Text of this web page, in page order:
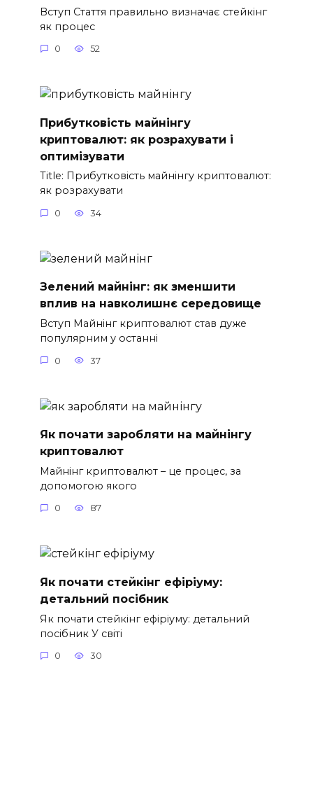
Вступ Стаття правильно визначає стейкінг
як процес
0 52
Прибутковість майнінгу
криптовалют: як розрахувати і
оптимізувати
Title: Прибутковість майнінгу криптовалют:
як розрахувати
0 34
Зелений майнінг: як зменшити
вплив на навколишнє середовище
Вступ Майнінг криптовалют став дуже
популярним у останні
0 37
Як почати заробляти на майнінгу
криптовалют
Майнінг криптовалют – це процес, за
допомогою якого
0 87
Як почати стейкінг ефіріуму:
детальний посібник
Як почати стейкінг ефіріуму: детальний
посібник У світі
0 30